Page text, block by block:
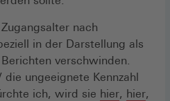
nach
in der Darstellung als
verschwinden.
die ungeeignete Kennzahl
ich, wird sie hier(Öffnet
, hier,